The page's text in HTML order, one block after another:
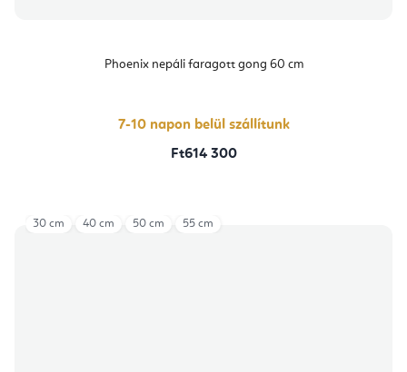
Phoenix nepáli faragott gong 60 cm
7-10 napon belül szállítunk
Ft614 300
30 cm 40 cm 50 cm 55 cm